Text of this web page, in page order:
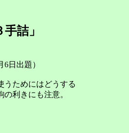
詰」
6日出題）
うためにはどうする
の利きにも注意。